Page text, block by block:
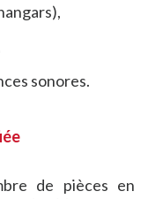
sonores.
de pièces en